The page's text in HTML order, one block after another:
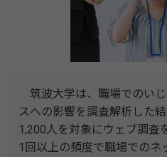
筑波大学は、職場でのい
スへの影響を調査解析した
1,200人を対象にウェブ調査
1回以上の頻度で職場でのネ